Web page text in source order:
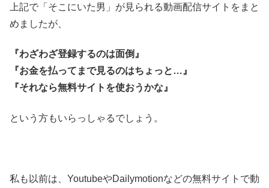
上記で「そこにいた男」が見られる動画配信サイトをまと
めましたが、
『わざわざ登録するのは面倒』
『お金を払ってまで見るのはちょっと…』
『それなら無料サイトを使おうかな』
という方もいらっしゃるでしょう。
私も以前は、YoutubeやDailymotionなどの無料サイトで動